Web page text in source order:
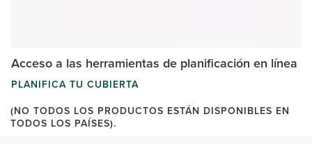
Acceso a las herramientas de planificación en línea
PLANIFICA TU CUBIERTA
(NO TODOS LOS PRODUCTOS ESTÁN DISPONIBLES EN
TODOS LOS PAÍSES).